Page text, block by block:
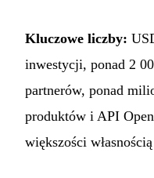
Kluczowe liczby:
inwestycji, ponad 2
partnerów, ponad
produktów i API
większości